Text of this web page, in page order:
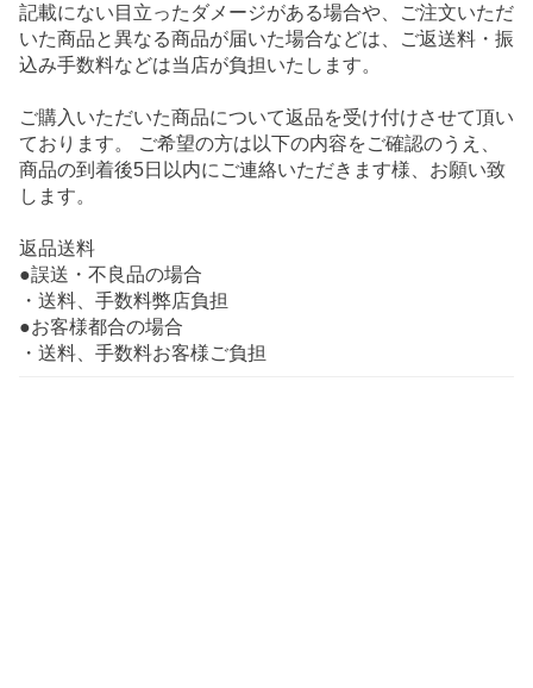
記載にない目立ったダメージがある場合や、ご注文いただ
いた商品と異なる商品が届いた場合などは、ご返送料・振
込み手数料などは当店が負担いたします。
ご購入いただいた商品について返品を受け付けさせて頂い
ております。 ご希望の方は以下の内容をご確認のうえ、
商品の到着後5日以内にご連絡いただきます様、お願い致
します。
返品送料
●誤送・不良品の場合
・送料、手数料弊店負担
●お客様都合の場合
・送料、手数料お客様ご負担